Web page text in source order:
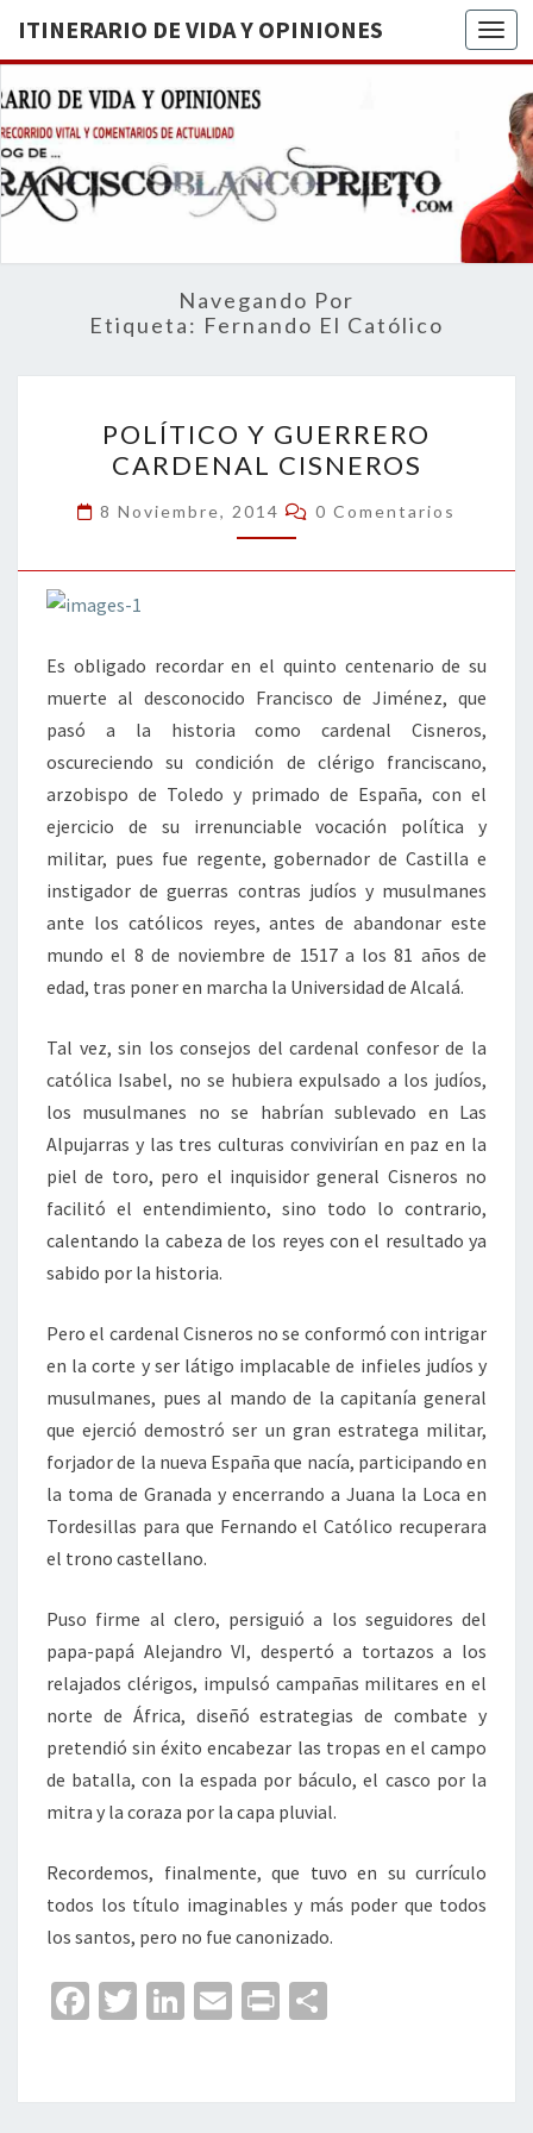
ITINERARIO DE VIDA Y OPINIONES
DE
BREVE
RECORRIDO
VITAL Y
ACTUALIDAD
Navegando Por
Etiqueta: Fernando El Católico
Y
GUERRERO
CARDENAL
CISNEROS
POLÍTICO Y GUERRERO
CARDENAL CISNEROS
8 Noviembre, 2014 Comentarios
0 Comentarios
Es obligado recordar en el quinto centenario de su
muerte al desconocido Francisco de Jiménez, que
pasó a la historia como cardenal Cisneros,
oscureciendo su condición de clérigo franciscano,
arzobispo de Toledo y primado de España, con el
ejercicio de su irrenunciable vocación política y
militar, pues fue regente, gobernador de Castilla e
instigador de guerras contras judíos y musulmanes
ante los católicos reyes, antes de abandonar este
mundo el 8 de noviembre de 1517 a los 81 años de
edad, tras poner en marcha la Universidad de Alcalá.
Tal vez, sin los consejos del cardenal confesor de la
católica Isabel, no se hubiera expulsado a los judíos,
los musulmanes no se habrían sublevado en Las
Alpujarras y las tres culturas convivirían en paz en la
piel de toro, pero el inquisidor general Cisneros no
facilitó el entendimiento, sino todo lo contrario,
calentando la cabeza de los reyes con el resultado ya
sabido por la historia.
Pero el cardenal Cisneros no se conformó con intrigar
en la corte y ser látigo implacable de infieles judíos y
musulmanes, pues al mando de la capitanía general
que ejerció demostró ser un gran estratega militar,
forjador de la nueva España que nacía, participando en
la toma de Granada y encerrando a Juana la Loca en
Tordesillas para que Fernando el Católico recuperara
el trono castellano.
Puso firme al clero, persiguió a los seguidores del
papa-papá Alejandro VI, despertó a tortazos a los
relajados clérigos, impulsó campañas militares en el
norte de África, diseñó estrategias de combate y
pretendió sin éxito encabezar las tropas en el campo
de batalla, con la espada por báculo, el casco por la
mitra y la coraza por la capa pluvial.
Recordemos, finalmente, que tuvo en su currículo
todos los título imaginables y más poder que todos
los santos, pero no fue canonizado.
Fa
o
T
er
Li
dI
E
l
Pr
p